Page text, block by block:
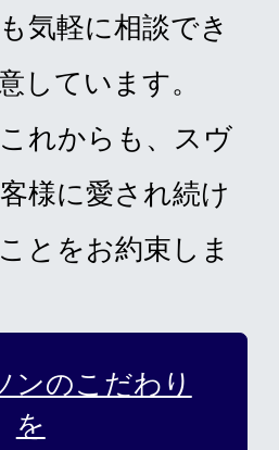
気軽に相談でき
しています。
れからも、スヴ
様に愛され続け
とをお約束しま
ンのこだわり
を